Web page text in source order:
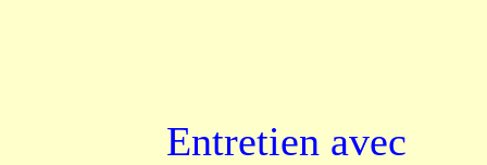
Entretien avec